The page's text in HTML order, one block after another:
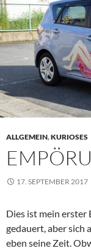
ALLGEMEIN,KURIOSES
17. SEPTEMBER 2017
Dies ist mein erster
gedauert, aber sich
eben seine Zeit.